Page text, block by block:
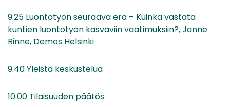
9.25 Luontotyön seuraava erä – Kuinka vastata
kuntien luontotyön kasvaviin vaatimuksiin?, Janne
Rinne, Demos Helsinki
9.40 Yleistä keskustelua
10.00 Tilaisuuden päätös